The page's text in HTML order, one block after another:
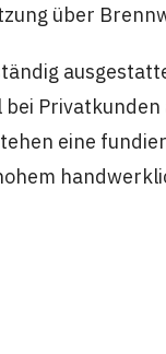
über
bei
eine